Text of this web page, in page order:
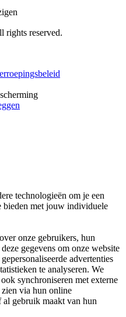
rights reserved.
technologieën om je een
bieden met jouw individuele
onze gebruikers, hun
gegevens om onze website
advertenties
te analyseren. We
synchroniseren met externe
zien via hun online
al gebruik maakt van hun